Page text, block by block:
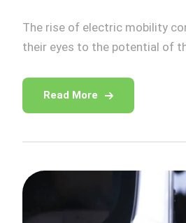
The rise of electric mobility
their eyes to the potential of
Read More